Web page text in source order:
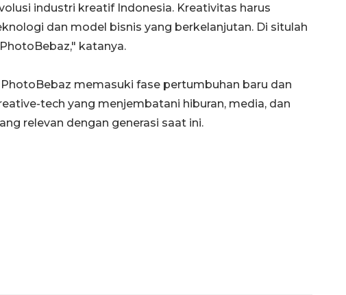
industri kreatif Indonesia. Kreativitas harus
dan model bisnis yang berkelanjutan. Di situlah
katanya.
memasuki fase pertumbuhan baru dan
tech yang menjembatani hiburan, media, dan
relevan dengan generasi saat ini.